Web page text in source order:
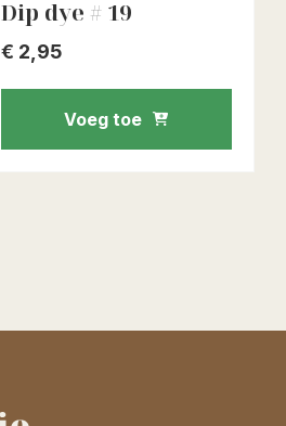
Dip dye # 19
€ 2,95
Voeg toe